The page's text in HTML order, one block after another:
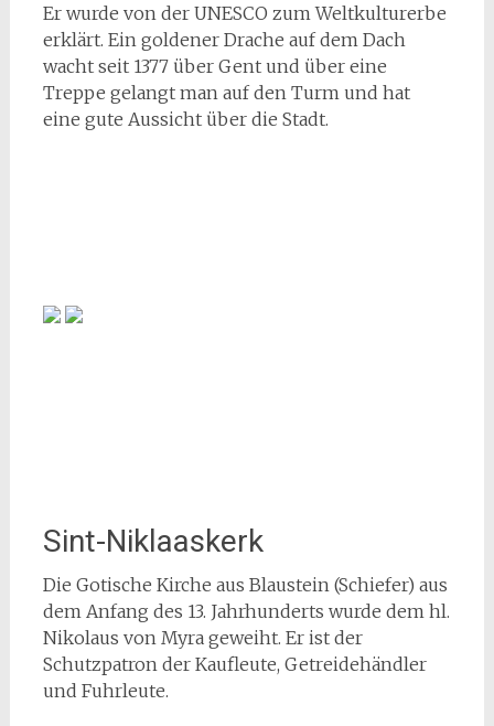
Er wurde von der UNESCO zum Weltkulturerbe
erklärt. Ein goldener Drache auf dem Dach
wacht seit 1377 über Gent und über eine
Treppe gelangt man auf den Turm und hat
eine gute Aussicht über die Stadt.
Sint-Niklaaskerk
Die Gotische Kirche aus Blaustein (Schiefer) aus
dem Anfang des 13. Jahrhunderts wurde dem hl.
Nikolaus von Myra geweiht. Er ist der
Schutzpatron der Kaufleute, Getreidehändler
und Fuhrleute.